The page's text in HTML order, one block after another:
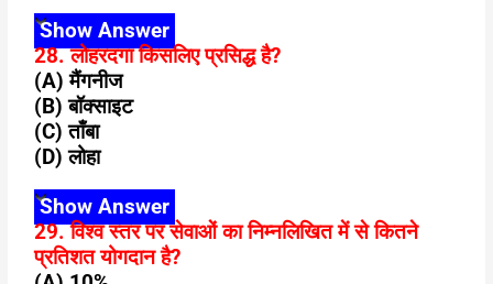
Show Answer
28. लोहरदगा किसलिए प्रसिद्ध है?
(A) मैंगनीज
(B) बॉक्साइट
(C) ताँबा
(D) लोहा
Show Answer
29. विश्व स्तर पर सेवाओं का निम्नलिखित में से कितने
प्रतिशत योगदान है?